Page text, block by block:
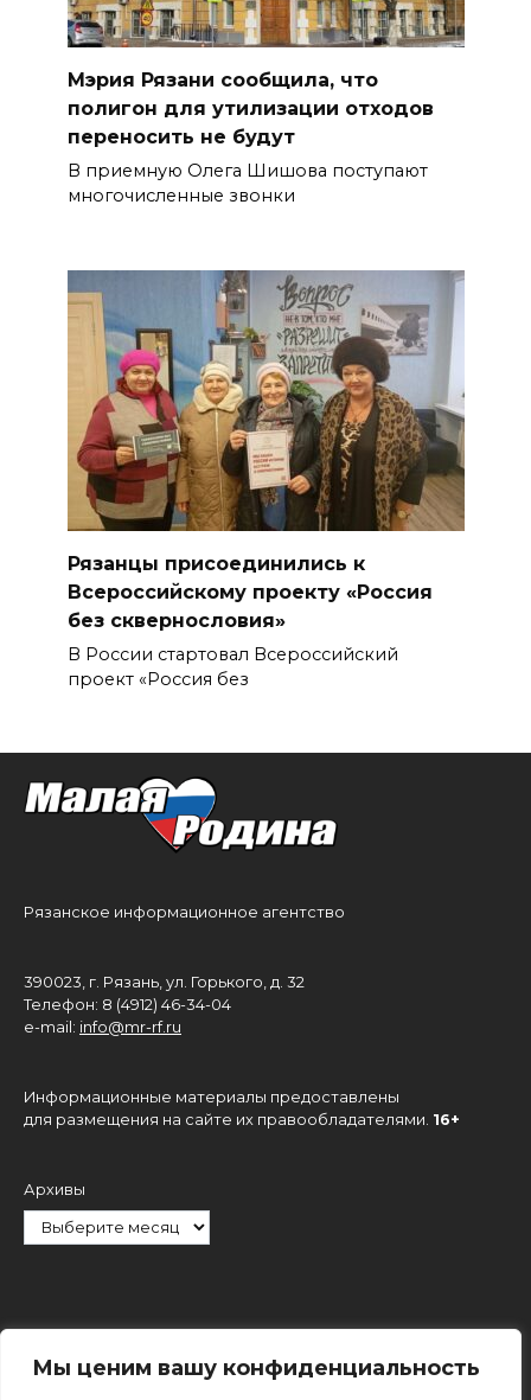
Мы ценим вашу конфиденциальность
Мэрия Рязани сообщила, что
полигон для утилизации отходов
переносить не будут
В приемную Олега Шишова поступают
многочисленные звонки
Рязанцы присоединились к
Всероссийскому проекту «Россия
без сквернословия»
В России стартовал Всероссийский
проект «Россия без
Рязанское информационное агентство
390023, г. Рязань, ул. Горького, д. 32
Телефон: 8 (4912) 46-34-04
e-mail: info@mr-rf.ru
Информационные материалы предоставлены
для размещения на сайте их правообладателями. 16+
Архивы